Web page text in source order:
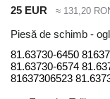
25 EUR ≈ 131,20
Piesă de schimb -
81.63730-6450
81.63730-6574
81637306523